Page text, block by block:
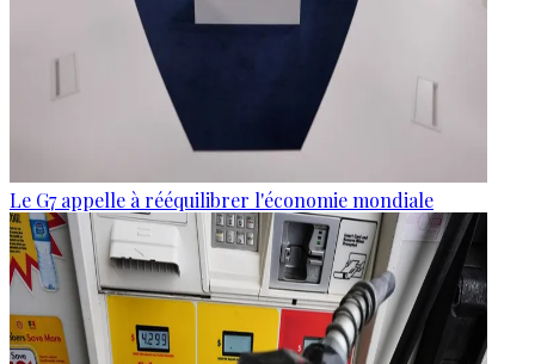
Le G7 appelle à rééquilibrer l'économie mondiale